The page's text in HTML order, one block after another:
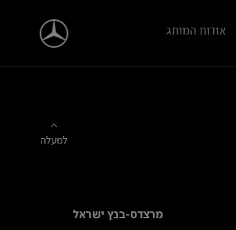
אודות המותג
למעלה
מרצדס-בנץ ישראל